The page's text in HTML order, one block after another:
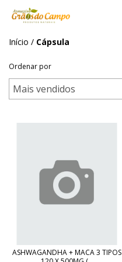
Início / Cápsula
Ordenar por
ASHWAGANDHA + MACA 3 TIPOS